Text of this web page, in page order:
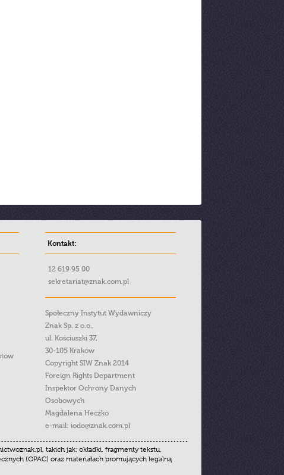
Kontakt:
12 619 95 00
sekretariat@znak.com.pl
Społeczny Instytut Wydawniczy
Znak Sp. z o.o.,
ul. Kościuszki 37,
30-105 Kraków
Copyright SIW Znak 2014
Foreign Rights Department
Inspektor Ochrony Danych
Osobowych
Magdalena Heczko
e-mail: iodo@znak.com.pl
takich jak: okładki, fragmenty tekstu,
(OPAC) oraz materiałach promujących legalną